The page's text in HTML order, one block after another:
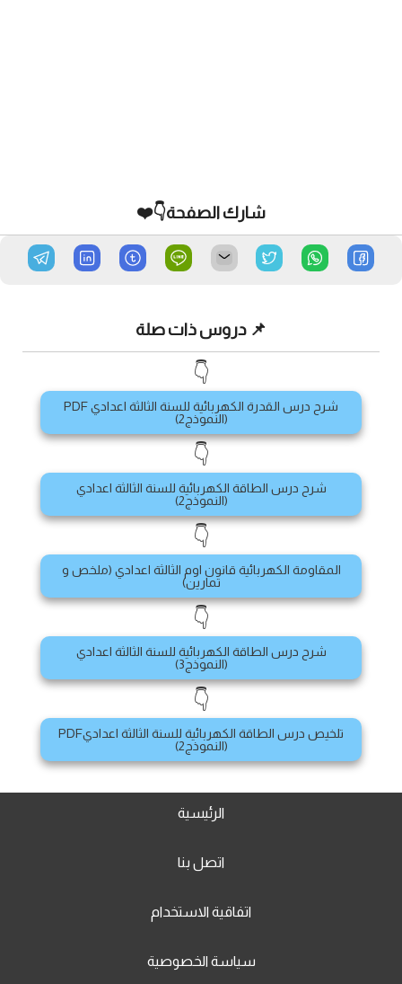
شارك الصفحة👇❤️
📌 دروس ذات صلة
👇
شرح درس القدرة الكهربائية للسنة الثالثة اعدادي PDF
(النموذج2)
👇
شرح درس الطاقة الكهربائية للسنة الثالثة اعدادي
(النموذج2)
👇
المقاومة الكهربائية قانون اوم الثالثة اعدادي (ملخص و
تمارين)
👇
شرح درس الطاقة الكهربائية للسنة الثالثة اعدادي
(النموذج3)
👇
تلخيص درس الطاقة الكهربائية للسنة الثالثة اعداديPDF
(النموذج2)
الرئيسية
اتصل بنا
اتفاقية الاستخدام
سياسة الخصوصية